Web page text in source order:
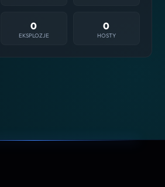
0
EKSPLOZJE
0
HOSTY